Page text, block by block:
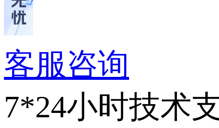
客服咨询
7*24小时技术